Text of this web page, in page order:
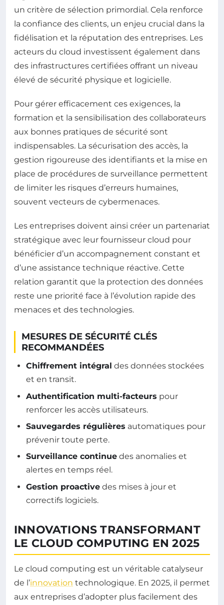
un critère de sélection primordial. Cela renforce
la confiance des clients, un enjeu crucial dans la
fidélisation et la réputation des entreprises. Les
acteurs du cloud investissent également dans
des infrastructures certifiées offrant un niveau
élevé de sécurité physique et logicielle.
Pour gérer efficacement ces exigences, la
formation et la sensibilisation des collaborateurs
aux bonnes pratiques de sécurité sont
indispensables. La sécurisation des accès, la
gestion rigoureuse des identifiants et la mise en
place de procédures de surveillance permettent
de limiter les risques d’erreurs humaines,
souvent vecteurs de cybermenaces.
Les entreprises doivent ainsi créer un partenariat
stratégique avec leur fournisseur cloud pour
bénéficier d’un accompagnement constant et
d’une assistance technique réactive. Cette
relation garantit que la protection des données
reste une priorité face à l’évolution rapide des
menaces et des technologies.
MESURES DE SÉCURITÉ CLÉS
RECOMMANDÉES
Chiffrement intégral des données stockées
et en transit.
Authentification multi-facteurs pour
renforcer les accès utilisateurs.
Sauvegardes régulières automatiques pour
prévenir toute perte.
Surveillance continue des anomalies et
alertes en temps réel.
Gestion proactive des mises à jour et
correctifs logiciels.
INNOVATIONS TRANSFORMANT
LE CLOUD COMPUTING EN 2025
Le cloud computing est un véritable catalyseur
de l’innovation technologique. En 2025, il permet
aux entreprises d’adopter plus facilement des